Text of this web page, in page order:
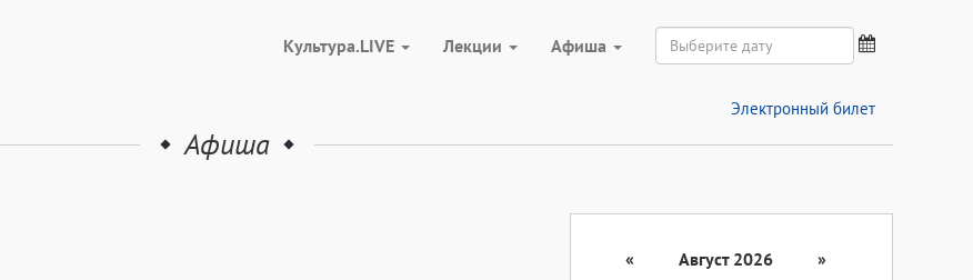
Культура.LIVE Лекции Aфиша
Электронный билет
Афиша
« Август 2026
»